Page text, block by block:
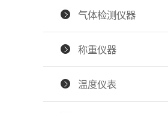
气体检测仪器
称重仪器
温度仪表